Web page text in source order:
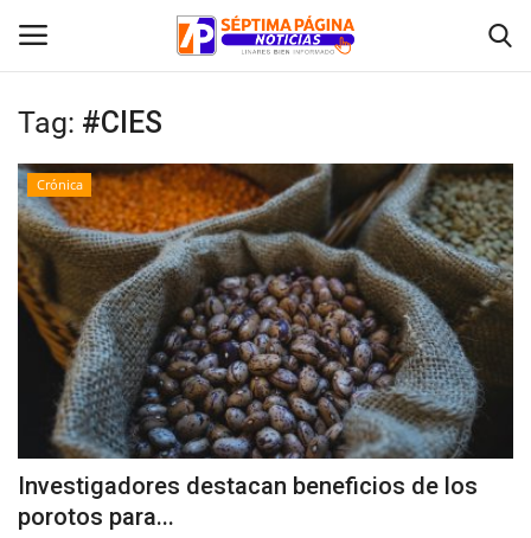
Inicio
Crónica
Policial
Tribunales
Deporte
Política
Espectáculos
Tag: #CIES
Crónica
Investigadores destacan beneficios de los
porotos para...